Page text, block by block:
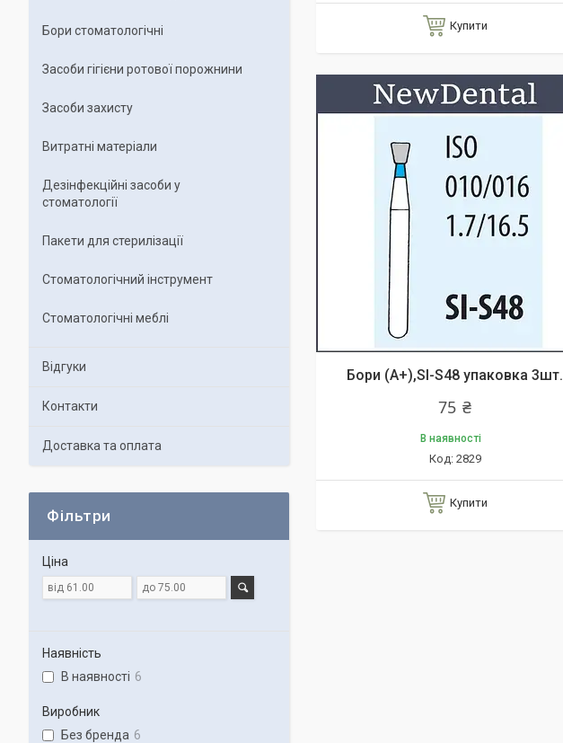
Купити
Бори (A+),SI-S48 упаковка 3шт.
75 ₴
В наявності
2829
Купити
Бори стоматологічні
Засоби гігієни ротової порожнини
Засоби захисту
Витратні матеріали
Дезінфекційні засоби у
стоматології
Пакети для стерилізації
Стоматологічний інструмент
Стоматологічні меблі
Відгуки
Контакти
Доставка та оплата
Фільтри
Ціна
Наявність
В наявності 6
Виробник
Без бренда 6